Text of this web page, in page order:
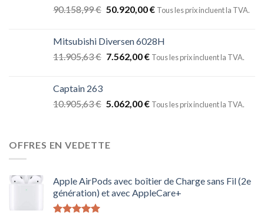
90.158,99€ 50.920,00€ Tous les prix incluent la TVA.
Mitsubishi Diversen 6028H
11.905,63€ 7.562,00€ Tous les prix incluent la TVA.
Captain 263
10.905,63€ 5.062,00€ Tous les prix incluent la TVA.
OFFRES EN VEDETTE
Apple AirPods avec boîtier de Charge sans Fil (2e
génération) et avec AppleCare+